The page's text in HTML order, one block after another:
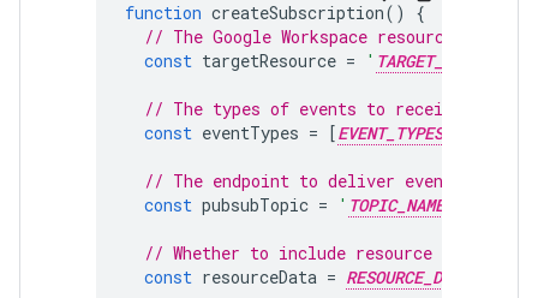
function createSubscription()
{
// The Google Workspace resource to
const targetResource = ' TARGET_RESOURCE
// The types of events to receive.
const eventTypes = [EVENT_TYPES
// The endpoint to deliver events to,
const pubsubTopic = ' TOPIC_NAME
// Whether to include resource data or
const resourceData = RESOURCE_DATA